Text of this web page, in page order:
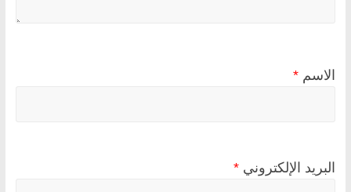
الاسم *
البريد الإلكتروني *